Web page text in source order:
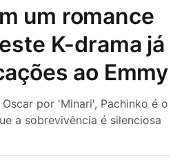
um romance
K-drama já
ao Emmy
por 'Minari', Pachinko é o
a sobrevivência é silenciosa